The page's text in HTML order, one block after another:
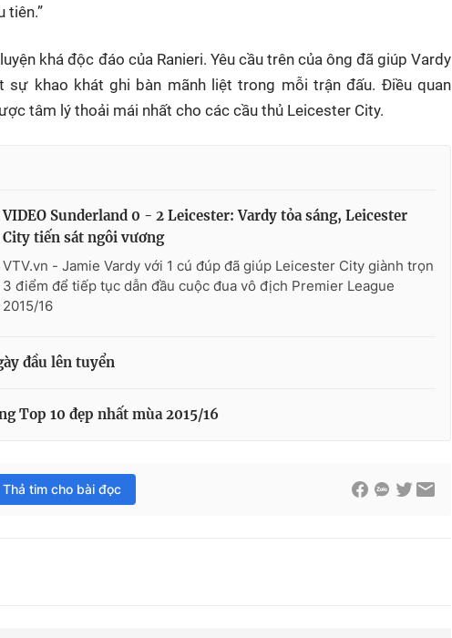
tiên.”
khá độc đáo của Ranieri. Yêu cầu trên của ông đã giúp Vardy
khao khát ghi bàn mãnh liệt trong mỗi trận đấu. Điều quan
tâm lý thoải mái nhất cho các cầu thủ Leicester City.
VIDEO Sunderland 0 - 2 Leicester: Vardy tỏa sáng, Leicester
City tiến sát ngôi vương
VTV.vn - Jamie Vardy với 1 cú đúp đã giúp Leicester City giành trọn
3 điểm để tiếp tục dẫn đầu cuộc đua vô địch Premier League
2015/16
đầu lên tuyển
Top 10 đẹp nhất mùa 2015/16
Thả tim cho bài đọc